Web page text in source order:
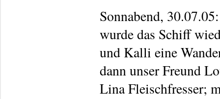
Sonnabend,
wurde das Schiff
und Kalli eine
dann unser Freund
Lina Fleischfresser;